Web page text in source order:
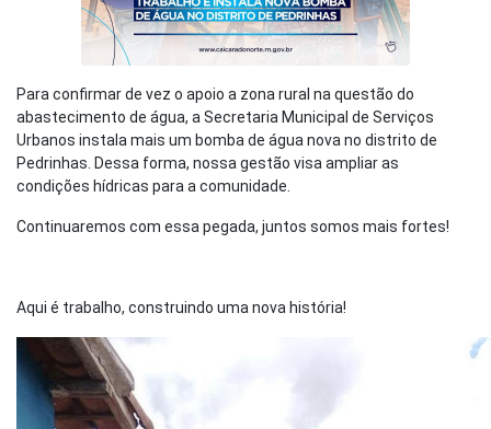
Para confirmar de vez o apoio a zona rural na questão do
abastecimento de água, a Secretaria Municipal de Serviços
Urbanos instala mais um bomba de água nova no distrito de
Pedrinhas. Dessa forma, nossa gestão visa ampliar as
condições hídricas para a comunidade.
Continuaremos com essa pegada, juntos somos mais fortes!
Aqui é trabalho, construindo uma nova história!